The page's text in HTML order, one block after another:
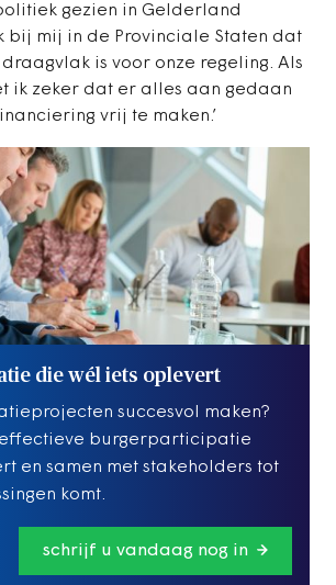
gezien in Gelderland
bij mij in de Provinciale Staten dat
is voor onze regeling. Als
ik zeker dat er alles aan gedaan
vrij te maken.’
die wél iets oplevert
succesvol maken?
effectieve burgerparticipatie
en samen met stakeholders tot
komt.
schrijf u vandaag nog in